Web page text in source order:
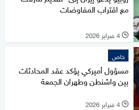
مع اقتراب المفاوضات
l 4 فبراير 2026
خاص
مسؤول أميركي يؤكد عقد المحادثات
بين واشنطن وطهران الجمعة
l 4 فبراير 2026